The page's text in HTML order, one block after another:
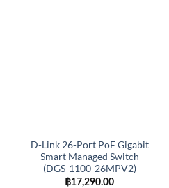
D-Link 26-Port PoE Gigabit
Smart Managed Switch
(DGS-1100-26MPV2)
฿17,290.00